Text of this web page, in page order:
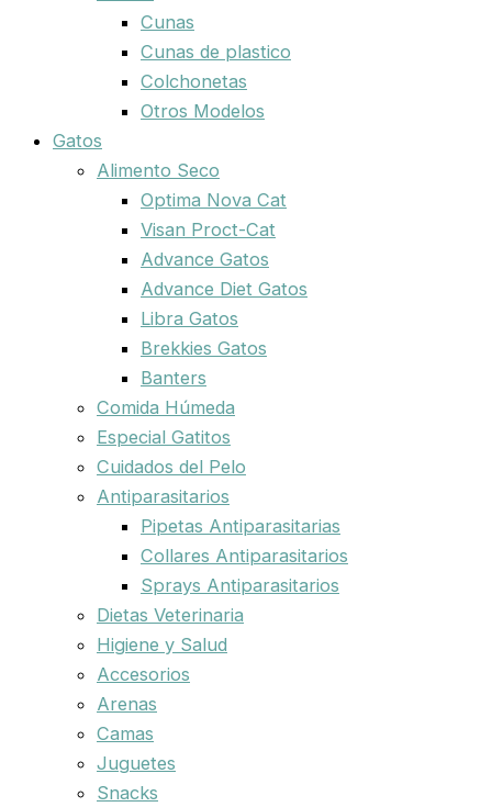
Cunas
Cunas de plastico
Colchonetas
Otros Modelos
Gatos
Alimento Seco
Optima Nova Cat
Visan Proct-Cat
Advance Gatos
Advance Diet Gatos
Libra Gatos
Brekkies Gatos
Banters
Comida Húmeda
Especial Gatitos
Cuidados del Pelo
Antiparasitarios
Pipetas Antiparasitarias
Collares Antiparasitarios
Sprays Antiparasitarios
Dietas Veterinaria
Higiene y Salud
Accesorios
Arenas
Camas
Juguetes
Snacks